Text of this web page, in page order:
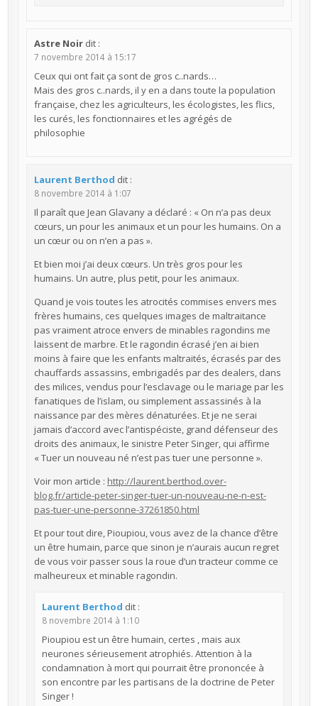
Astre Noir dit :
7 novembre 2014 à 15:17
Ceux qui ont fait ça sont de gros c..nards…
Mais des gros c..nards, il y en a dans toute la population
française, chez les agriculteurs, les écologistes, les flics,
les curés, les fonctionnaires et les agrégés de
philosophie
Laurent Berthod dit :
8 novembre 2014 à 1:07
Il paraît que Jean Glavany a déclaré : « On n’a pas deux
cœurs, un pour les animaux et un pour les humains. On a
un cœur ou on n’en a pas ».
Et bien moi j’ai deux cœurs. Un très gros pour les
humains. Un autre, plus petit, pour les animaux.
Quand je vois toutes les atrocités commises envers mes
frères humains, ces quelques images de maltraitance
pas vraiment atroce envers de minables ragondins me
laissent de marbre. Et le ragondin écrasé j’en ai bien
moins à faire que les enfants maltraités, écrasés par des
chauffards assassins, embrigadés par des dealers, dans
des milices, vendus pour l’esclavage ou le mariage par les
fanatiques de l’islam, ou simplement assassinés à la
naissance par des mères dénaturées. Et je ne serai
jamais d’accord avec l’antispéciste, grand défenseur des
droits des animaux, le sinistre Peter Singer, qui affirme
« Tuer un nouveau né n’est pas tuer une personne ».
Voir mon article : http://laurent.berthod.over-
blog.fr/article-peter-singer-tuer-un-nouveau-ne-n-est-
pas-tuer-une-personne-37261850.html
Et pour tout dire, Pioupiou, vous avez de la chance d’être
un être humain, parce que sinon je n’aurais aucun regret
de vous voir passer sous la roue d’un tracteur comme ce
malheureux et minable ragondin.
Laurent Berthod dit :
8 novembre 2014 à 1:10
Pioupiou est un être humain, certes , mais aux
neurones sérieusement atrophiés. Attention à la
condamnation à mort qui pourrait être prononcée à
son encontre par les partisans de la doctrine de Peter
Singer !